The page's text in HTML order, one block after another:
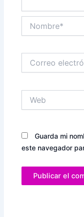
electrónico*
Guarda mi
este navegador